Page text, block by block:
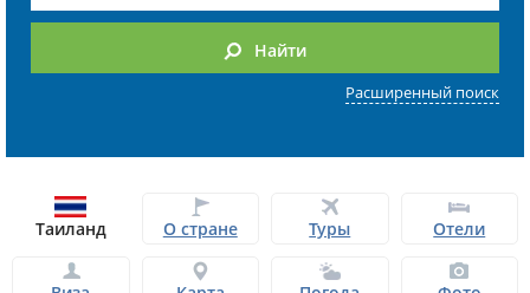
Найти
Расширенный поиск
Таиланд О стране Туры Отели